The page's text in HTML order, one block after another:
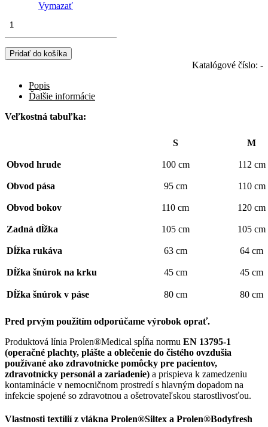
Vymazať
Pánsky
ošetrovateľský
plášť
Pridať do košíka
Katalógové číslo: -
Popis
Ďalšie informácie
Veľkostná tabuľka:
S M
Obvod hrude 100 cm 112 cm
Obvod pása 95 cm 110 cm
Obvod bokov 110 cm 120 cm
Zadná dĺžka 105 cm 105 cm
Dĺžka rukáva 63 cm 64 cm
Dĺžka šnúrok na krku 45 cm 45 cm
Dĺžka šnúrok v páse 80 cm 80 cm
Pred prvým použitím odporúčame výrobok oprať.
Produktová línia Prolen®Medical spĺňa normu EN 13795-1
(operačné plachty, plášte a oblečenie do čistého ovzdušia
používané ako zdravotnícke pomôcky pre pacientov,
zdravotnícky personál a zariadenie) a prispieva k zamedzeniu
kontaminácie v nemocničnom prostredí s hlavným dopadom na
infekcie spojené so zdravotnou a ošetrovateľskou starostlivosťou.
Vlastnosti textílií z vlákna Prolen®Siltex a Prolen®Bodyfresh